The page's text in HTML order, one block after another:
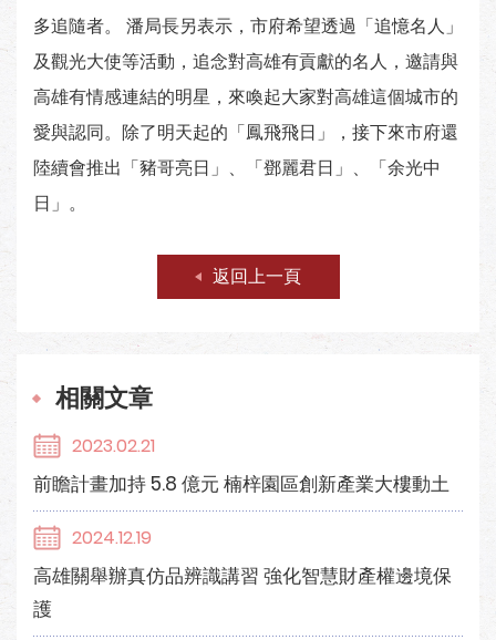
多追隨者。 潘局長另表示，市府希望透過「追憶名人」
及觀光大使等活動，追念對高雄有貢獻的名人，邀請與
高雄有情感連結的明星，來喚起大家對高雄這個城市的
愛與認同。除了明天起的「鳳飛飛日」，接下來市府還
陸續會推出「豬哥亮日」、「鄧麗君日」、「余光中
日」。
返回上一頁
相關文章
2023.02.21
前瞻計畫加持 5.8 億元 楠梓園區創新產業大樓動土
2024.12.19
高雄關舉辦真仿品辨識講習 強化智慧財產權邊境保
護